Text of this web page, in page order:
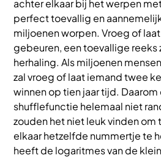
achter elkaar bij het werpen
perfect toevallig en
miljoenen worpen. Vroeg of
gebeuren, een toevallige reeks
herhaling. Als miljoenen
zal vroeg of laat iemand twee
winnen op tien jaar tijd.
shufflefunctie helemaal niet
zouden het niet leuk vinden om
elkaar hetzelfde nummertje te
heeft de logaritmes van de